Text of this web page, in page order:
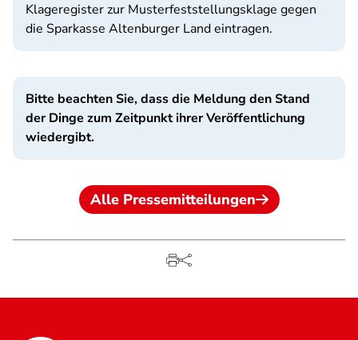
Klageregister zur Musterfeststellungsklage gegen
die Sparkasse Altenburger Land eintragen.
Bitte beachten Sie, dass die Meldung den Stand
der Dinge zum Zeitpunkt ihrer Veröffentlichung
wiedergibt.
Alle Pressemitteilungen